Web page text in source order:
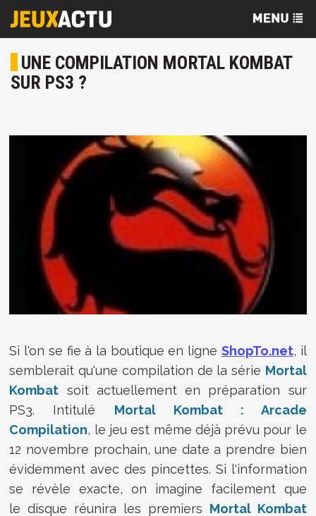
UNE COMPILATION MORTAL KOMBAT
SUR PS3 ?
Si l'on se fie à la boutique en ligne ShopTo.net, il
semblerait qu'une compilation de la série Mortal
Kombat soit actuellement en préparation sur
PS3. Intitulé Mortal Kombat : Arcade
Compilation, le jeu est même déjà prévu pour le
12 novembre prochain, une date a prendre bien
évidemment avec des pincettes. Si l'information
se révèle exacte, on imagine facilement que
le disque réunira les premiers Mortal Kombat